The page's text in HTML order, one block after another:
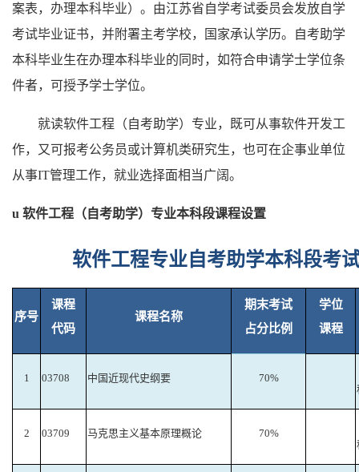
案表，办理本科毕业）。由江苏省自学考试委员会发放自学
考试毕业证书，并附署主考学校，国家承认学历。自考助学
本科毕业生在办理本科毕业的同时，如符合申请学士学位条
件者，可授予学士学位。
就读软件工程（自考助学）专业，既可从事软件开发工
作，又可报考公务员或计算机类研究生，也可在企事业单位
从事IT管理工作，就业选择面相当广阔。
u 软件工程（自考助学）专业本科段课程设置
软件工程专业自考助学本科段考
序号
课程
代码
课程名称
期末考试
占分比例
学位
课程
1 03708 中国近现代史纲要 70%
2 03709 马克思主义基本原理概论 70%